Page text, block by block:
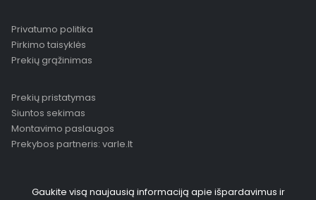
Privatumo politika
Pirkimo taisyklės
Prekių grąžinimas
Prekių pristatymas
Siuntos sekimas
Montavimo paslaugos
Prekybos partneris: varle.lt
Gaukite visą naujausią informaciją apie išpardavimus ir